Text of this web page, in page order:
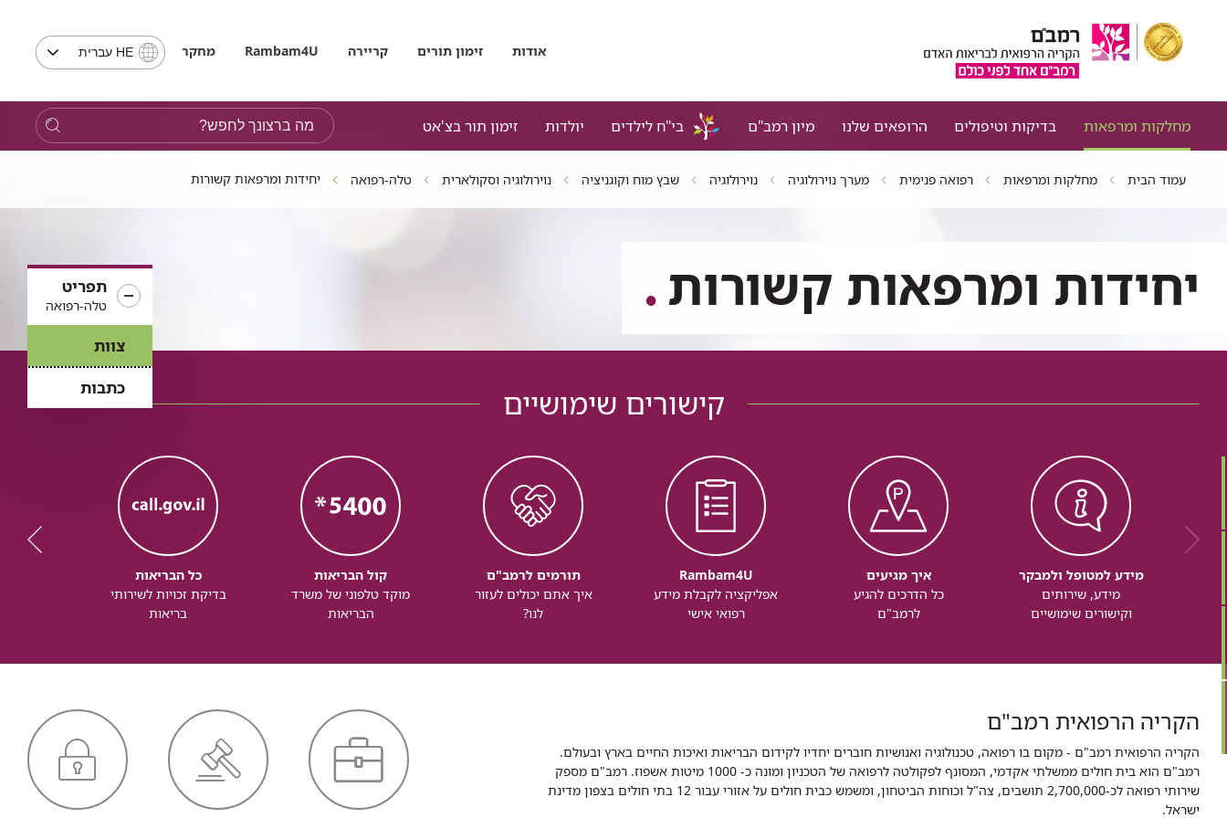
אודות זימון תורים קריירה Rambam4U מחקר
בחירת
שים
לב,
בבחירת
תועבר
HE עברית
מחלקות ומרפאות בדיקות וטיפולים הרופאים שלנו מיון רמב"ם בי"ח לילדים יולדות זימון תור בצ'אט
מה
ברצונך
לחפש?
עמוד הבית מחלקות ומרפאות רפואה פנימית מערך נוירולוגיה נוירולוגיה שבץ מוח וקוגניציה נוירולוגיה וסקולארית טלה-רפואה יחידות ומרפאות קשורות
תפריט
טלה-רפואה
צוות
כתבות
יחידות ומרפאות קשורות
קישורים שימושיים
מידע למטופל ולמבקר
מידע, שירותים
וקישורים שימושיים
איך מגיעים
כל הדרכים להגיע
לרמב"ם
Rambam4U
אפליקציה לקבלת מידע
רפואי אישי
תורמים לרמב"ם
איך אתם יכולים לעזור
לנו?
קול הבריאות
מוקד טלפוני של משרד
הבריאות
כל הבריאות
בדיקת זכויות לשירותי
בריאות
הקריה הרפואית רמב"ם
הקריה הרפואית רמב"ם - מקום בו רפואה, טכנולוגיה ואנושיות חוברים יחדיו לקידום הבריאות ואיכות החיים בארץ ובעולם.
רמב"ם הוא בית חולים ממשלתי אקדמי, המסונף לפקולטה לרפואה של הטכניון ומונה כ- 1000 מיטות אשפוז. רמב"ם מספק
שירותי רפואה לכ-2,700,000 תושבים, צה"ל וכוחות הביטחון, ומשמש כבית חולים על אזורי עבור 12 בתי חולים בצפון מדינת
ישראל.